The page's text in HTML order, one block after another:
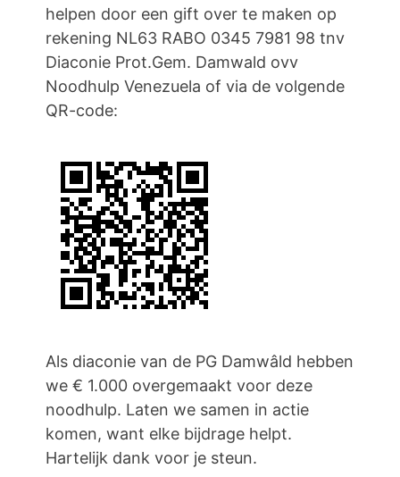
helpen door een gift over te maken op
rekening NL63 RABO 0345 7981 98 tnv
Diaconie Prot.Gem. Damwald ovv
Noodhulp Venezuela of via de volgende
QR-code:
Als diaconie van de PG Damwâld hebben
we € 1.000 overgemaakt voor deze
noodhulp. Laten we samen in actie
komen, want elke bijdrage helpt.
Hartelijk dank voor je steun.